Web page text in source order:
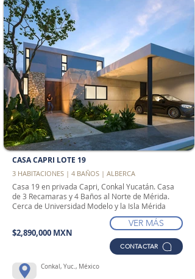
CASA CAPRI LOTE 19
3 HABITACIONES | 4 BAÑOS | ALBERCA
Casa 19 en privada Capri, Conkal Yucatán. Casa
de 3 Recamaras y 4 Baños al Norte de Mérida.
Cerca de Universidad Modelo y la Isla Mérida
$2,890,000 MXN
VER MÁS
CONTACTAR
Conkal, Yuc., México